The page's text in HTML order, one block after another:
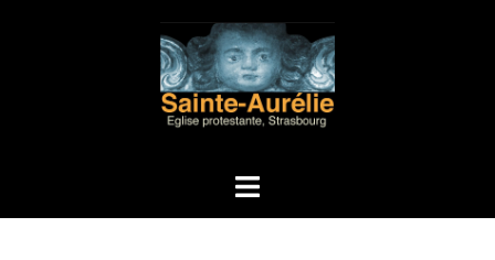
Ouvrir/fermer